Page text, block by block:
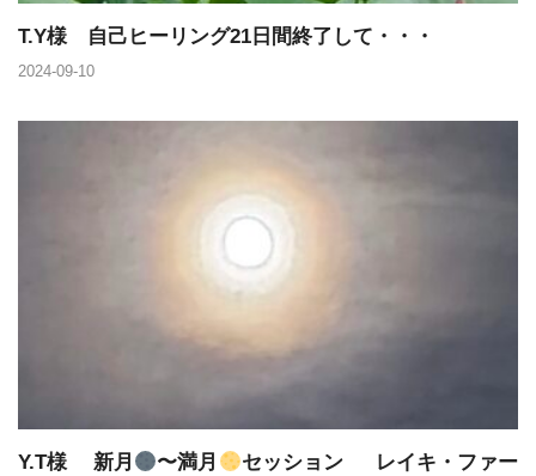
T.Y様 自己ヒーリング21日間終了して・・・
2024-09-10
Y.T様 新月 〜満月
セッション レイキ・ファー